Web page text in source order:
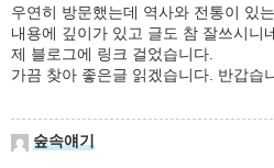
우연히 방문했는데 역사와 전통이 있
내용에 깊이가 있고 글도 참 잘쓰시니
제 블로그에 링크 걸었습니다.
가끔 찾아 좋은글 읽겠습니다. 반갑습
숲속얘기